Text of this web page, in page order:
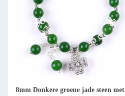
8mm Donkere groene jade steen met